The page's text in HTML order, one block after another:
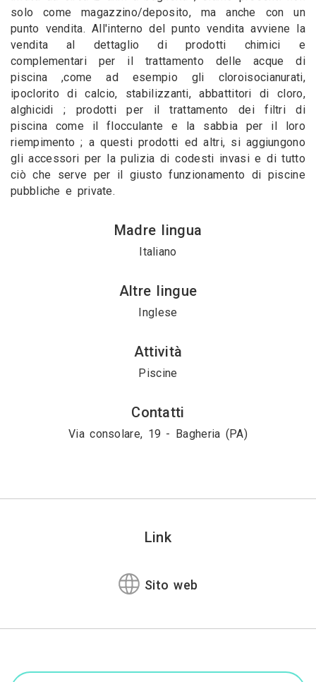
solo come magazzino/deposito, ma anche con un
punto vendita. All'interno del punto vendita avviene la
vendita al dettaglio di prodotti chimici e
complementari per il trattamento delle acque di
piscina ,come ad esempio gli cloroisocianurati,
ipoclorito di calcio, stabilizzanti, abbattitori di cloro,
alghicidi ; prodotti per il trattamento dei filtri di
piscina come il flocculante e la sabbia per il loro
riempimento ; a questi prodotti ed altri, si aggiungono
gli accessori per la pulizia di codesti invasi e di tutto
ciò che serve per il giusto funzionamento di piscine
pubbliche e private.
Madre lingua
Italiano
Altre lingue
Inglese
Attività
Piscine
Contatti
Via consolare, 19 - Bagheria (PA)
Link
Sito web